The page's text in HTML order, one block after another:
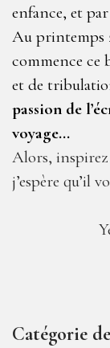
enfance, et par
Au printemps
commence ce
et de
passion de
voyage…
Alors,
j’espère qu’il
Catégorie